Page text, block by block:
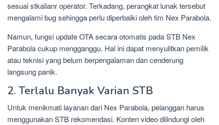
sesuai stkalianr operator. Terkadang, perangkat lunak tersebut
mengalami bug sehingga perlu diperbaiki oleh tim Nex Parabola.
Namun, fungsi update OTA secara otomatis pada STB Nex
Parabola cukup mengganggu. Hal ini dapat menyulitkan pemilik
atau teknisi yang belum berpengalaman dan cenderung
langsung panik.
2. Terlalu Banyak Varian STB
Untuk menikmati layanan dari Nex Parabola, pelanggan harus
menggunakan STB rekomendasi. Konten video dilindungi oleh